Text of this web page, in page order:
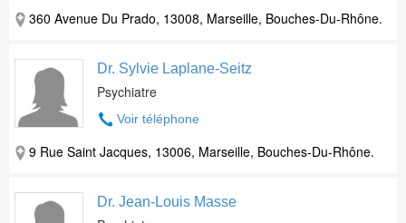
360 Avenue Du Prado, 13008, Marseille, Bouches-Du-Rhône.
Dr. Sylvie Laplane-Seitz
Psychiatre
Voir téléphone
9 Rue Saint Jacques, 13006, Marseille, Bouches-Du-Rhône.
Dr. Jean-Louis Masse